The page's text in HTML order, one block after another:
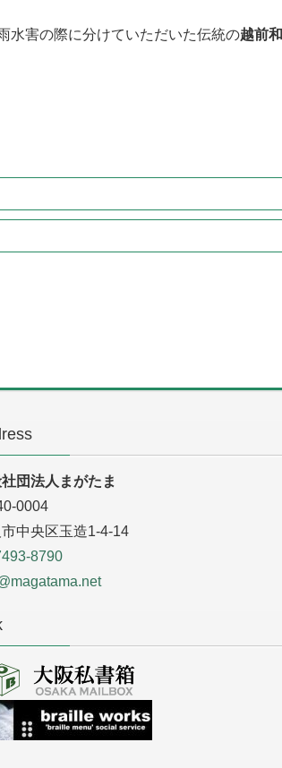
水害の際に分けていただいた伝統の越前和
団法人まがたま
0004
中央区玉造1-4-14
8790